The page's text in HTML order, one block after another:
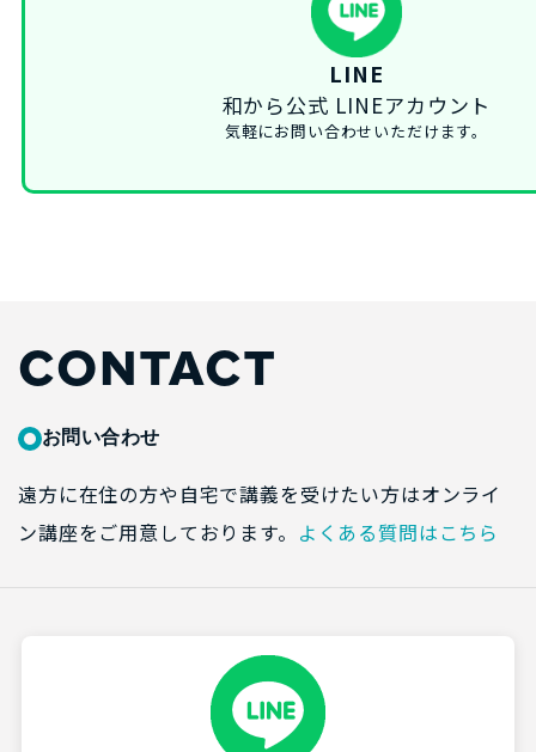
LINE
和から公式 LINEアカウント
気軽にお問い合わせいただけます。
CONTACT
お問い合わせ
遠方に在住の方や自宅で講義を受けたい方はオンライ
ン講座をご用意しております。 よくある質問はこちら